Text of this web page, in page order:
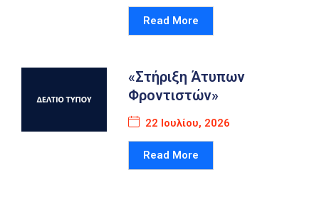
Read More
«Στήριξη Άτυπων
Φροντιστών»
22 Ιουλίου, 2026
Read More